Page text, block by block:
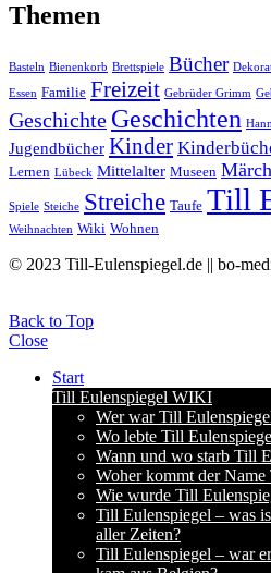
Themen
Basteln Bienenkorb Brettspiele Bücher
Essen Familie Freizeit Gebrüder Grimm
Geschichte Geschichten
Jugendbücher Kinder
Lernen Lübeck Mittelalter Museen
Spiele Steiche Streiche Taufe Till
Weihnachten Wiki Wohnen
© 2023 Till-Eulenspiegel.de || bo-
Back to Top
Close
Start
Till Eulenspiegel WIKI
Wer war Till
Wo lebte Till
Wann und wo starb Till
Woher kommt der
Wie wurde Till
Till Eulenspiegel – was
aller Zeiten?
Till Eulenspiegel – war